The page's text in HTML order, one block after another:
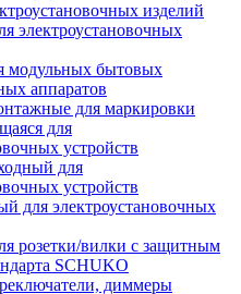
изделий
электроустановочных
модульных бытовых
аппаратов
для маркировки
для
устройств
для
устройств
для электроустановочных
розетки/вилки с защитным
SCHUKO